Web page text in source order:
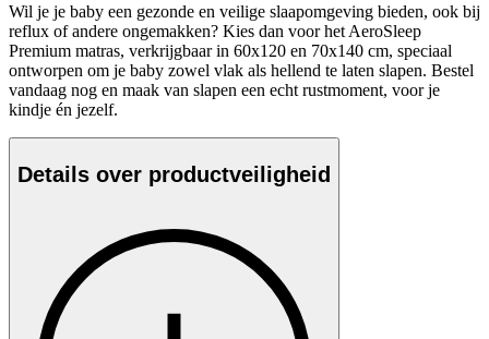
Wil je je baby een gezonde en veilige slaapomgeving bieden, ook bij
reflux of andere ongemakken? Kies dan voor het AeroSleep
Premium matras, verkrijgbaar in 60x120 en 70x140 cm, speciaal
ontworpen om je baby zowel vlak als hellend te laten slapen. Bestel
vandaag nog en maak van slapen een echt rustmoment, voor je
kindje én jezelf.
Details over productveiligheid